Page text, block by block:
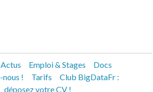
Actus Emploi & Stages
Docs
!
Tarifs
Club BigDataFr :
déposez votre CV !